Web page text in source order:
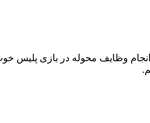
وظایف محوله در بازی پلیس